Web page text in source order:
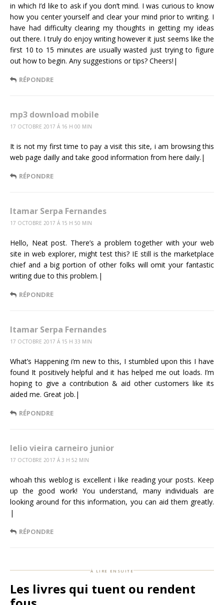
in which I’d like to ask if you don’t mind. I was curious to know
how you center yourself and clear your mind prior to writing. I
have had difficulty clearing my thoughts in getting my ideas
out there. I truly do enjoy writing however it just seems like the
first 10 to 15 minutes are usually wasted just trying to figure
out how to begin. Any suggestions or tips? Cheers!|
RÉPONDRE
mp3 download mobile
17 OCTOBRE 2017 Á 16 H 00 MIN
It is not my first time to pay a visit this site, i am browsing this
web page dailly and take good information from here daily.|
RÉPONDRE
Itamar Serpa Fernandes
17 OCTOBRE 2017 Á 15 H 50 MIN
Hello, Neat post. There’s a problem together with your web
site in web explorer, might test this? IE still is the marketplace
chief and a big portion of other folks will omit your fantastic
writing due to this problem.|
RÉPONDRE
Itamar Serpa Fernandes
17 OCTOBRE 2017 Á 15 H 33 MIN
What’s Happening i’m new to this, I stumbled upon this I have
found It positively helpful and it has helped me out loads. I’m
hoping to give a contribution & aid other customers like its
aided me. Great job.|
RÉPONDRE
lelio vieira carneiro junior
17 OCTOBRE 2017 Á 3 H 52 MIN
whoah this weblog is excellent i like reading your posts. Keep
up the good work! You understand, many individuals are
looking around for this information, you can aid them greatly.
|
RÉPONDRE
à lire ensuite
Les livres qui tuent ou rendent